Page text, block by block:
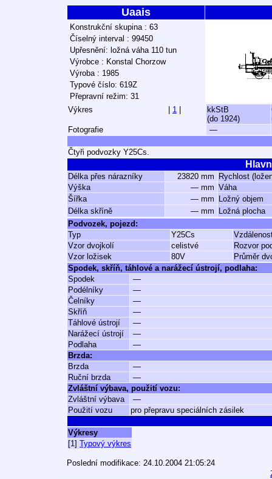
Uaais
Konstrukční skupina : 63
Číselný interval : 99450
Upřesnění: ložná váha 110 tun
Výrobce : Konstal Chorzow
Výroba : 1985
Typové číslo: 619Z
Přepravní režim: 31
Výkres
1
kkStB
(do 1924)
Fotografie
—
Čtyři podvozky Y25Cs.
Délka přes nárazníky 23820 mm
Rychlost
Výška
— mm Váha
Šířka
— mm
Ložný objem
Délka skříně
— mm
Ložná plocha
Podvozek, pojezd:
Typ
Y25Cs
Vzor dvojkolí
celistvé
Rozvor
Vzor ložisek
80V
Průměr
Spodek, skříň, táhlové a narážecí ústrojí, podlaha:
Spodek
—
Podélníky
—
Čelníky
—
Skříň
—
Táhlové ústrojí
—
Narážecí ústrojí
—
Podlaha
—
Brzda:
Brzda
—
Ruční brzda
—
Zvláštní výbava, použití vozu:
Zvláštní výbava
—
Použití vozu
pro přepravu speciálních zásilek
Výkresy
[1] Typový výkres
Poslední modifikace: 24.10.2004 21:05:24